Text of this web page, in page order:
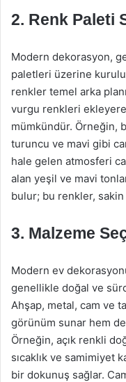
2. Renk Paleti
Modern dekorasyon,
paletleri üzerine
renkler temel arka
vurgu renkleri
mümkündür. Örneğin,
turuncu ve mavi gibi
hale gelen atmosferi
alan yeşil ve mavi
bulur; bu renkler,
3. Malzeme
Modern ev
genellikle doğal ve
Ahşap, metal, cam ve
görünüm sunar hem de
Örneğin, açık renkli
sıcaklık ve samimiyet
bir dokunuş sağlar.